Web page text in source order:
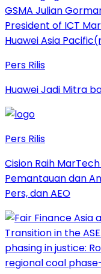
Pers Rilis
Huawei Jadi Mitra
Pers Rilis
Cision Raih
Pemantauan dan
Pers, dan AEO